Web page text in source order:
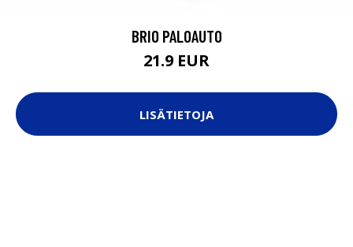
BRIO PALOAUTO
21.9 EUR
LISÄTIETOJA